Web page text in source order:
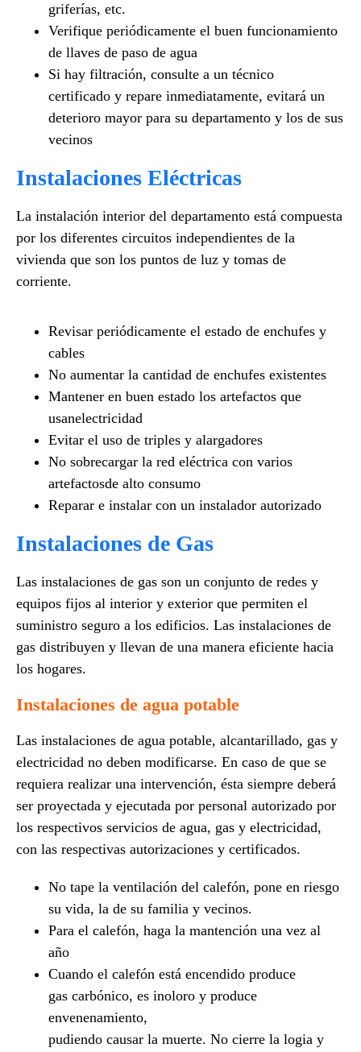
griferías, etc.
Verifique periódicamente el buen funcionamiento
de llaves de paso de agua
Si hay filtración, consulte a un técnico
certificado y repare inmediatamente, evitará un
deterioro mayor para su departamento y los de sus
vecinos
Instalaciones Eléctricas
La instalación interior del departamento está compuesta
por los diferentes circuitos independientes de la
vivienda que son los puntos de luz y tomas de
corriente.
Revisar periódicamente el estado de enchufes y
cables
No aumentar la cantidad de enchufes existentes
Mantener en buen estado los artefactos que
usanelectricidad
Evitar el uso de triples y alargadores
No sobrecargar la red eléctrica con varios
artefactosde alto consumo
Reparar e instalar con un instalador autorizado
Instalaciones de Gas
Las instalaciones de gas son un conjunto de redes y
equipos fijos al interior y exterior que permiten el
suministro seguro a los edificios. Las instalaciones de
gas distribuyen y llevan de una manera eficiente hacia
los hogares.
Instalaciones de agua potable
Las instalaciones de agua potable, alcantarillado, gas y
electricidad no deben modificarse. En caso de que se
requiera realizar una intervención, ésta siempre deberá
ser proyectada y ejecutada por personal autorizado por
los respectivos servicios de agua, gas y electricidad,
con las respectivas autorizaciones y certificados.
No tape la ventilación del calefón, pone en riesgo
su vida, la de su familia y vecinos.
Para el calefón, haga la mantención una vez al
año
Cuando el calefón está encendido produce
gas carbónico, es inoloro y produce
envenenamiento,
pudiendo causar la muerte. No cierre la logia y